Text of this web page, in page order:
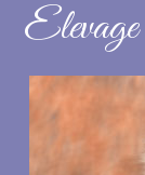
Elevage